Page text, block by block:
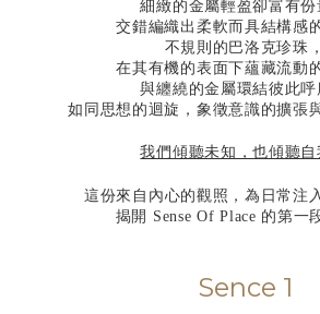
細緻的金屬輕盈卻富有份
交錯編織出柔軟而具結構感
不規則的巴洛克珍珠，
在其有機的表面下蘊藏流動
與纏繞的金屬環結彼此呼
如同思想的迴旋，象徵意識的擴張
我們傾聽未知，也傾聽自
這份來自內心的觀照，為日常注
揭開 Sense Of Place 的第一
Sence 1